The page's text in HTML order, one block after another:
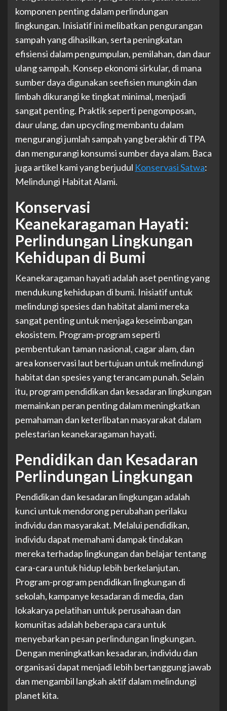
komponen penting dalam perlindungan
lingkungan. Inisiatif ini melibatkan pengurangan
sampah yang dihasilkan, serta peningkatan
efisiensi dalam pengumpulan, pemilahan, dan daur
ulang sampah. Konsep ekonomi sirkular, di mana
sumber daya digunakan seefisien mungkin dan
limbah dikurangi ke tingkat minimal, menjadi
sangat penting. Praktik seperti pengomposan,
daur ulang, dan upcycling membantu dalam
mengurangi jumlah sampah yang berakhir di TPA
dan mengurangi konsumsi sumber daya alam. Baca
juga artikel kami yang berjudul Konservasi Satwa:
Melindungi Habitat Alami.
Konservasi
Keanekaragaman Hayati:
Perlindungan Lingkungan
Kehidupan di Bumi
Keanekaragaman hayati adalah aset penting yang
mendukung kehidupan di bumi. Inisiatif untuk
melindungi spesies dan habitat alami mereka
sangat penting untuk menjaga keseimbangan
ekosistem. Program-program seperti
pembentukan taman nasional, cagar alam, dan
area konservasi laut bertujuan untuk melindungi
habitat dan spesies yang terancam punah. Selain
itu, program pendidikan dan kesadaran lingkungan
memainkan peran penting dalam meningkatkan
pemahaman dan keterlibatan masyarakat dalam
pelestarian keanekaragaman hayati.
Pendidikan dan Kesadaran
Perlindungan Lingkungan
Pendidikan dan kesadaran lingkungan adalah
kunci untuk mendorong perubahan perilaku
individu dan masyarakat. Melalui pendidikan,
individu dapat memahami dampak tindakan
mereka terhadap lingkungan dan belajar tentang
cara-cara untuk hidup lebih berkelanjutan.
Program-program pendidikan lingkungan di
sekolah, kampanye kesadaran di media, dan
lokakarya pelatihan untuk perusahaan dan
komunitas adalah beberapa cara untuk
menyebarkan pesan perlindungan lingkungan.
Dengan meningkatkan kesadaran, individu dan
organisasi dapat menjadi lebih bertanggung jawab
dan mengambil langkah aktif dalam melindungi
planet kita.